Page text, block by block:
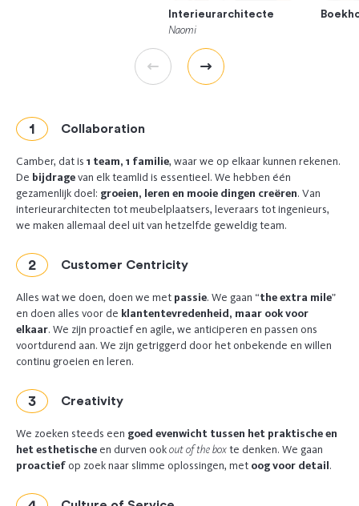
Interieurarchitecte
Naomi
PrécédentSuivant
Collaboration
Camber, dat is 1 team, 1 familie, waar we op elkaar kunnen rekenen.
De bijdragevan elk teamlid is essentieel. We hebben één
gezamenlijk doel: groeien, leren en mooie dingen creëren. Van
interieurarchitecten tot meubelplaatsers, leveraars tot ingenieurs,
we maken allemaal deel uit van hetzelfde geweldig team.
Customer Centricity
Alles wat we doen, doen we met passie. We gaan “the extra mile”
en doen alles voor de klantentevredenheid, maar ook voor
elkaar. We zijn proactief en agile, we anticiperen en passen ons
voortdurend aan. We zijn getriggerd door het onbekende en willen
continu groeien en leren.
Creativity
We zoeken steeds een goed evenwicht tussen het praktische en
het esthetische en durven ookout of the boxte denken. We gaan
proactiefop zoek naar slimme oplossingen, met oog voor detail.